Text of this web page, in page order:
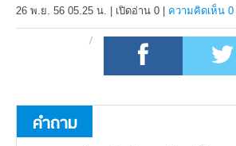
26 พ.ย. 56 05.25 น. เปิดอ่าน 0 ความคิดเห็น 0
คำถาม